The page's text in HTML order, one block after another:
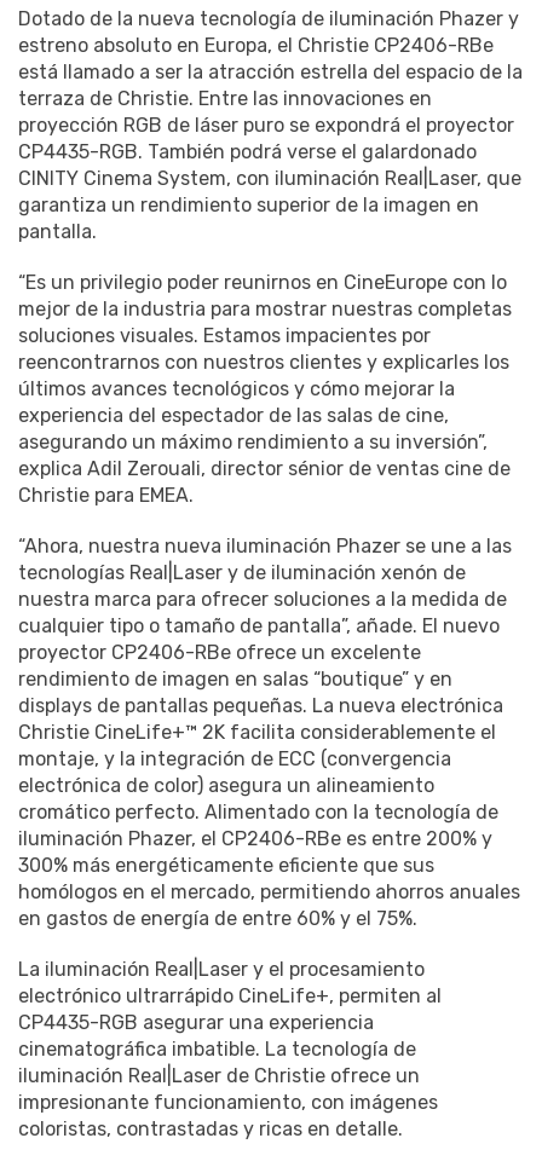
Dotado de la nueva tecnología de iluminación Phazer y
estreno absoluto en Europa, el Christie CP2406-RBe
está llamado a ser la atracción estrella del espacio de la
terraza de Christie. Entre las innovaciones en
proyección RGB de láser puro se expondrá el proyector
CP4435-RGB. También podrá verse el galardonado
CINITY Cinema System, con iluminación Real|Laser, que
garantiza un rendimiento superior de la imagen en
pantalla.
“Es un privilegio poder reunirnos en CineEurope con lo
mejor de la industria para mostrar nuestras completas
soluciones visuales. Estamos impacientes por
reencontrarnos con nuestros clientes y explicarles los
últimos avances tecnológicos y cómo mejorar la
experiencia del espectador de las salas de cine,
asegurando un máximo rendimiento a su inversión”,
explica Adil Zerouali, director sénior de ventas cine de
Christie para EMEA.
“Ahora, nuestra nueva iluminación Phazer se une a las
tecnologías Real|Laser y de iluminación xenón de
nuestra marca para ofrecer soluciones a la medida de
cualquier tipo o tamaño de pantalla”, añade. El nuevo
proyector CP2406-RBe ofrece un excelente
rendimiento de imagen en salas “boutique” y en
displays de pantallas pequeñas. La nueva electrónica
Christie CineLife+™ 2K facilita considerablemente el
montaje, y la integración de ECC (convergencia
electrónica de color) asegura un alineamiento
cromático perfecto. Alimentado con la tecnología de
iluminación Phazer, el CP2406-RBe es entre 200% y
300% más energéticamente eficiente que sus
homólogos en el mercado, permitiendo ahorros anuales
en gastos de energía de entre 60% y el 75%.
La iluminación Real|Laser y el procesamiento
electrónico ultrarrápido CineLife+, permiten al
CP4435-RGB asegurar una experiencia
cinematográfica imbatible. La tecnología de
iluminación Real|Laser de Christie ofrece un
impresionante funcionamiento, con imágenes
coloristas, contrastadas y ricas en detalle.